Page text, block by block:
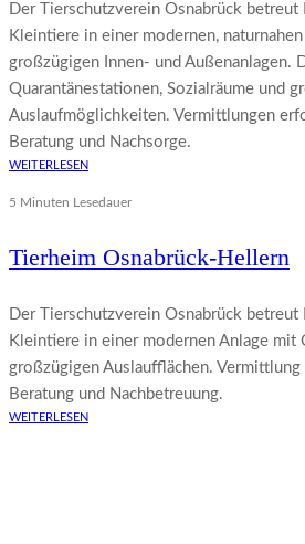
Der Tierschutzverein Osnabrück betreut
Kleintiere in einer modernen,
großzügigen Innen- und Außenanlagen.
Quarantänestationen, Sozialräume und
Auslaufmöglichkeiten. Vermittlungen
Beratung und Nachsorge.
WEITERLESEN
5 Minuten Lesedauer
Tierheim Osnabrück-Hellern
Der Tierschutzverein Osnabrück betreut
Kleintiere in einer modernen Anlage mit
großzügigen Auslaufflächen.
Beratung und Nachbetreuung.
WEITERLESEN